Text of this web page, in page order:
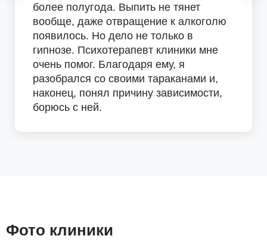
более полугода. Выпить не тянет
вообще, даже отвращение к алкоголю
появилось. Но дело не только в
гипнозе. Психотерапевт клиники мне
очень помог. Благодаря ему, я
разобрался со своими тараканами и,
наконец, понял причину зависимости,
борюсь с ней.
Фото клиники